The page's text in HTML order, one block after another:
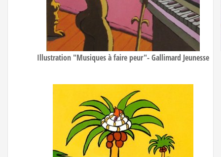
Illustration "Musiques à faire peur"- Gallimard Jeunesse